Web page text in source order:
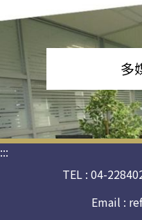
多
:::
TEL : 04-
Email :